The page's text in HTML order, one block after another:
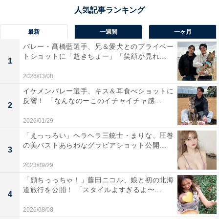
最新 一週間 一ヶ月
1
バレー・髙橋藍選手、兄＆愛犬とのプライベー
トショットに「超きちょー」「笑顔が見れ...
2026/03/08
2
イケメンバレー選手、キス＆耳食べショットに
反響！ 「なんなのーこのイチャイチャ感...
2026/01/29
3
「えっっろい」ヘラヘラ三銃士・まりな、圧巻
の美バストあらわなグラビアショット公開...
2023/09/29
4
「顔ちっっちゃ！」藤田ニコル、娘と初の北海
道旅行を公開！ 「スタイルよすぎるよ〜...
2026/08/08